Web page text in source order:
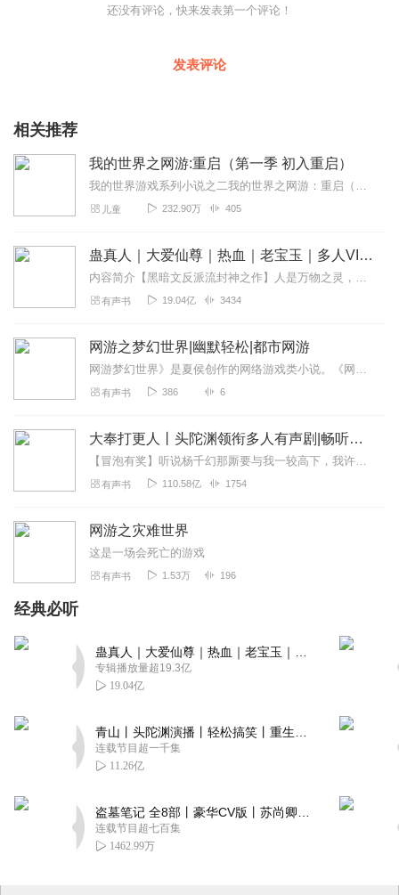
还没有评论，快来发表第一个评论！
发表评论
相关推荐
我的世界之网游:重启（第一季 初入重启）
我的世界游戏系列小说之二我的世界之网游：重启（第一季初入重启）2059年，我的世界游戏运行了半个世纪，终于迎来了全息时代！胡尧昊利用自己的欧皇体质意外获得了游...
儿童 232.90万 405
蛊真人｜大爱仙尊｜热血｜老宝玉｜多人VIP免费有声剧
内容简介【黑暗文反派流封神之作】人是万物之灵，蛊是天地真精。一个穿越者不断重生的故事。一个养蛊、炼蛊、用蛊的奇特世界。配音组（男角色）老宝玉旁白...
有声书 19.04亿 3434
网游之梦幻世界|幽默轻松|都市网游
网游梦幻世界》是夏侯创作的网络游戏类小说。《网游梦幻世界》分为四卷（仅三卷问世），主要讲述一个网游白痴纵横网络的奇特故事。文笔幽默搞怪，冒险经历非常精彩，实在是...
有声书 386 6
大奉打更人丨头陀渊领衔多人有声剧|畅听全集|王鹤棣、田曦薇主演影视剧原著|卖报小郎君
【冒泡有奖】听说杨千幻那厮要与我一较高下，我许七安要开始装叉了！快进入声音播放页戳下方输入框，冒个泡偷偷告诉我，我要用哪些诗词才能胜过他？说得好的，有赏！202...
有声书 110.58亿 1754
网游之灾难世界
这是一场会死亡的游戏
有声书 1.53万 196
经典必听
专辑播放量超19.3亿
19.04亿
连载节目超一千集
11.26亿
连载节目超七百集
1462.99万